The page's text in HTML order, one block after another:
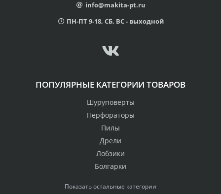
info@makita-pt.ru
ПН-ПТ 9-18, СБ, ВС - выходной
ПОПУЛЯРНЫЕ КАТЕГОРИИ ТОВАРОВ
Шуруповерты
Перфораторы
Пилы
Дрели
Лобзики
Болгарки
Показать остальные категории